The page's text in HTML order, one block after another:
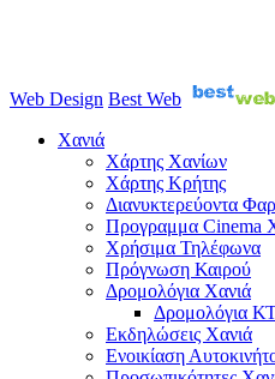
Web Design Best Web
Χανιά
Χάρτης Χανίων
Χάρτης Κρήτης
Διανυκτερεύοντα
Προγραμμα Cinema
Χρήσιμα Τηλέφωνα
Πρόγνωση Καιρού
Δρομολόγια Χανιά
Δρομολόγια
Εκδηλώσεις Χανιά
Ενοικίαση